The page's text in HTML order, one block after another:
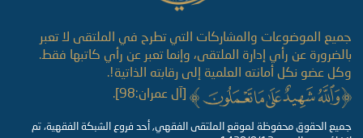
جميع الموضوعات والمشاركات التي تطرح في الملتقى لا تعبر
بالضرورة عن رأي إدارة الملتقى، وإنما تعبر عن رأي كاتبها فقط.
وكل عضو نكل أمانته العلمية إلى رقابته الذاتية!.
[آل عمران:98].
جميع الحقوق محفوظة لموقع الملتقى الفقهي, أحد فروع الشبكة الفقهية، تم